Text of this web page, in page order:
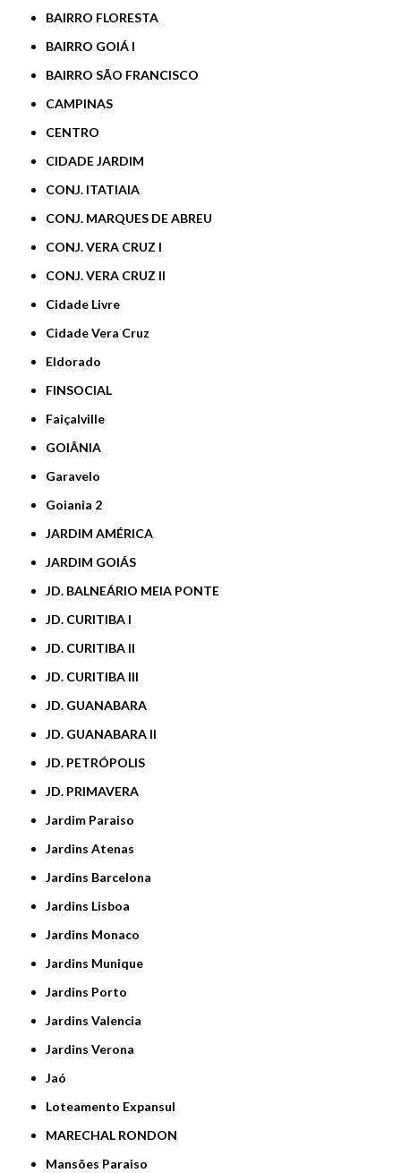
BAIRRO FLORESTA
BAIRRO GOIÁ I
BAIRRO SÃO FRANCISCO
CAMPINAS
CENTRO
CIDADE JARDIM
CONJ. ITATIAIA
CONJ. MARQUES DE ABREU
CONJ. VERA CRUZ I
CONJ. VERA CRUZ II
Cidade Livre
Cidade Vera Cruz
Eldorado
FINSOCIAL
Faiçalville
GOIÂNIA
Garavelo
Goiania 2
JARDIM AMÉRICA
JARDIM GOIÁS
JD. BALNEÁRIO MEIA PONTE
JD. CURITIBA I
JD. CURITIBA II
JD. CURITIBA III
JD. GUANABARA
JD. GUANABARA II
JD. PETRÓPOLIS
JD. PRIMAVERA
Jardim Paraiso
Jardins Atenas
Jardins Barcelona
Jardins Lisboa
Jardins Monaco
Jardins Munique
Jardins Porto
Jardins Valencia
Jardins Verona
Jaó
Loteamento Expansul
MARECHAL RONDON
Mansões Paraiso